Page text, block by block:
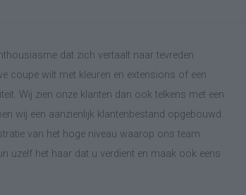
dat zich vertaalt naar tevreden
coupe wilt met kleuren en extensions of een
Wij zien onze klanten dan ook telkens met een
wij een aanzienlijk klantenbestand opgebouwd.
van het hoge niveau waarop ons team
uzelf het haar dat u verdient en maak ook eens